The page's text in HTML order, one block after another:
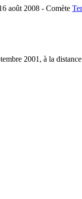
août 2008 - Comète
2001, à la